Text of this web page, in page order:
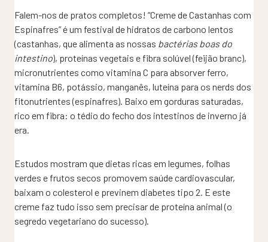
Falem-nos de pratos completos! “Creme de Castanhas com
Espinafres” é um festival de hidratos de carbono lentos
(castanhas, que alimenta as nossas bactérias boas do
intestino), proteínas vegetais e fibra solúvel (feijão branc),
micronutrientes como vitamina C para absorver ferro,
vitamina B6, potássio, manganês, luteína para os nerds dos
fitonutrientes (espinafres). Baixo em gorduras saturadas,
rico em fibra: o tédio do fecho dos intestinos de inverno já
era.
Estudos mostram que dietas ricas em legumes, folhas
verdes e frutos secos promovem saúde cardiovascular,
baixam o colesterol e previnem diabetes tipo 2. E este
creme faz tudo isso sem precisar de proteína animal (o
segredo vegetariano do sucesso).